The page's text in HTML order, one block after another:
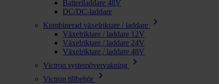
Batteriladdare 48V
DC/DC-laddare
Kombinerad växelriktare / laddare
chevron_right
Växelriktare / laddare 12V
Växelriktare / laddare 24V
Växelriktare / laddare 48V
Victron systemövervakning
chevron_right
Victron tillbehör chevron_right